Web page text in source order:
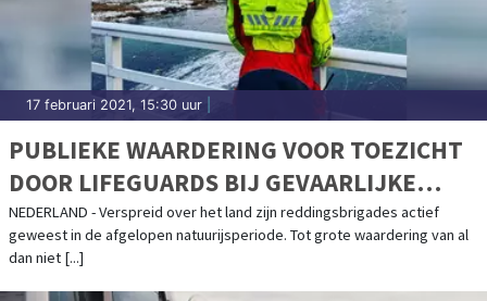
17 februari 2021, 15:30 uur
PUBLIEKE WAARDERING VOOR TOEZICHT
DOOR LIFEGUARDS BIJ GEVAARLIJKE
IJSCONDITIES
NEDERLAND - Verspreid over het land zijn reddingsbrigades actief
geweest in de afgelopen natuurijsperiode. Tot grote waardering van al
dan niet [...]